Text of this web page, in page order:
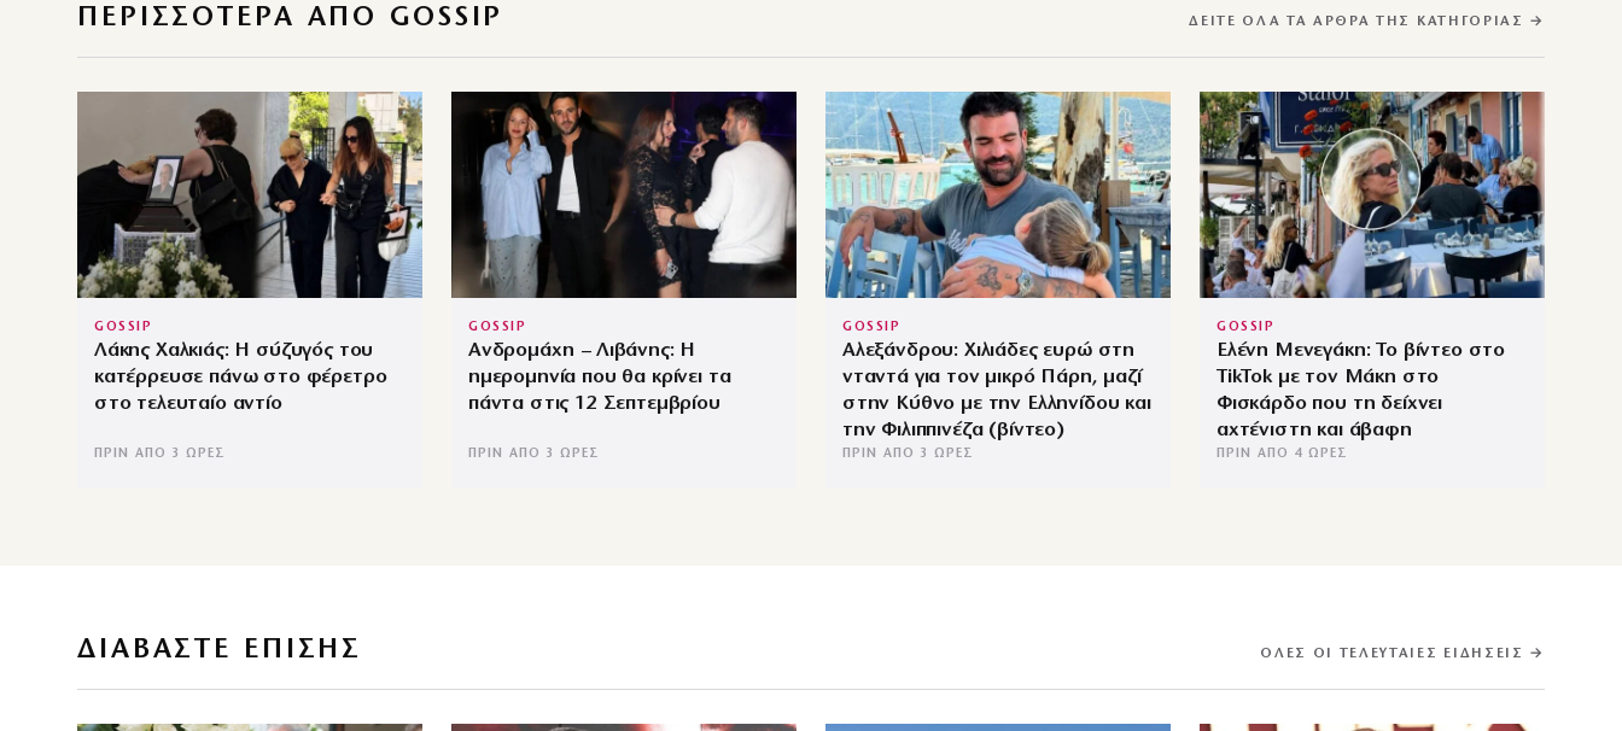
ΠΕΡΙΣΣΌΤΕΡΑ ΑΠΌ GOSSIP ΔΕΊΤΕ ΌΛΑ ΤΑ ΆΡΘΡΑ ΤΗΣ ΚΑΤΗΓΟΡΊΑΣ →
GOSSIP
Λάκης Χαλκιάς: Η σύζυγός του
κατέρρευσε πάνω στο φέρετρο
στο τελευταίο αντίο
ΠΡΙΝ ΑΠΌ 3 ΏΡΕΣ
GOSSIP
Ανδρομάχη – Λιβάνης: Η
ημερομηνία που θα κρίνει τα
πάντα στις 12 Σεπτεμβρίου
ΠΡΙΝ ΑΠΌ 3 ΏΡΕΣ
GOSSIP
Αλεξάνδρου: Χιλιάδες ευρώ στη
νταντά για τον μικρό Πάρη, μαζί
στην Κύθνο με την Ελληνίδου και
την Φιλιππινέζα (βίντεο)
ΠΡΙΝ ΑΠΌ 3 ΏΡΕΣ
GOSSIP
Ελένη Μενεγάκη: Το βίντεο στο
TikTok με τον Μάκη στο
Φισκάρδο που τη δείχνει
αχτένιστη και άβαφη
ΠΡΙΝ ΑΠΌ 4 ΏΡΕΣ
ΔΙΑΒΑΣΤΕ ΕΠΙΣΗΣ ΌΛΕΣ ΟΙ ΤΕΛΕΥΤΑΊΕΣ ΕΙΔΉΣΕΙΣ →